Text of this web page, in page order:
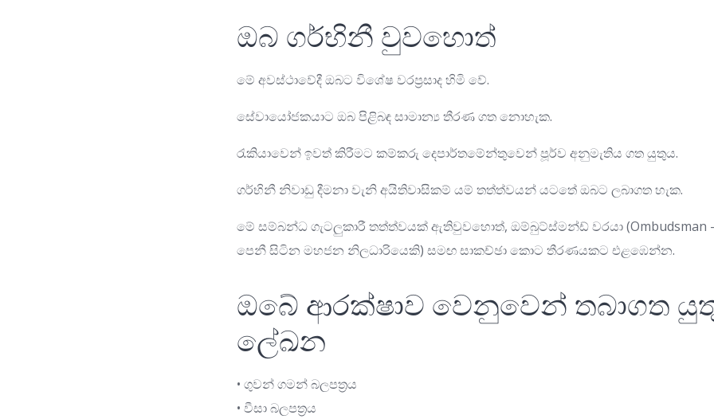
ඔබ ගර්භිනී වුවහොත්
මේ අවස්ථාවේදී ඔබට විශේෂ වරප්‍රසාද හිමි වේ.
සේවායෝජකයාට ඔබ පිළිබඳ සාමාන්‍ය තීරණ ගත නොහැක.
රැකියාවෙන් ඉවත් කිරීමට කම්කරු දෙපාර්තමේන්තුවෙන් පූර්ව අනුමැතිය ගත යුතුය.
ගර්භිනී නිවාඩු දීමනා වැනි අයිතිවාසිකම් යම් තත්ත්වයන් යටතේ ඔබට ලබාගත හැක.
මේ සම්බන්ධ ගැටලුකාරී තත්ත්වයක් ඇතිවුවහොත්, ඔම්බුට්ස්මන්ඩ් වරයා (Ombudsman
පෙනී සිටින මහජන නිලධාරියෙකි) සමඟ සාකච්ඡා කොට තීරණයකට එළඹෙන්න.
ඔබේ ආරක්ෂාව වෙනුවෙන් තබාගත
ලේඛන
• ගුවන් ගමන් බලපත්‍රය
• වීසා බලපත්‍රය